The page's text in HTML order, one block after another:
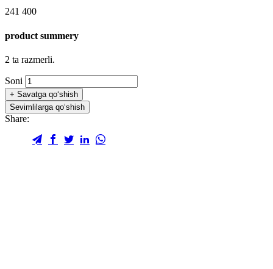
241 400
product summery
2 ta razmerli.
Soni
+ Savatga qo‘shish
Sevimlilarga qo‘shish
Share: